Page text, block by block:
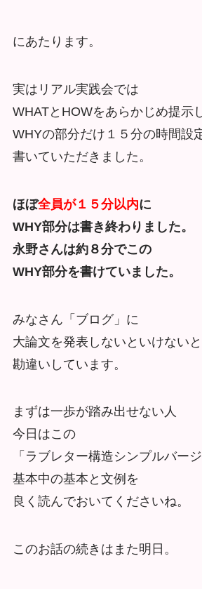
にあたります。
実はリアル実践会では
WHATとHOWをあらかじめ提示
WHYの部分だけ１５分の時間設
書いていただきました。
ほぼ全員が１５分以内に
WHY部分は書き終わりました。
永野さんは約８分でこの
WHY部分を書けていました。
みなさん「ブログ」に
大論文を発表しないといけないと
勘違いしています。
まずは一歩が踏み出せない人
今日はこの
「ラブレター構造シンプルバー
基本中の基本と文例を
良く読んでおいてくださいね。
このお話の続きはまた明日。